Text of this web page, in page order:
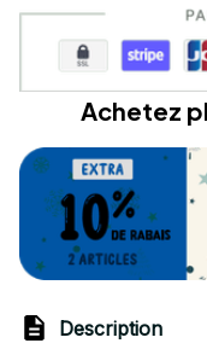
Achetez
Description